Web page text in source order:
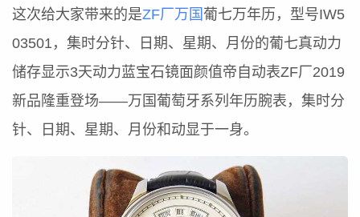
这次给大家带来的是ZF厂万国葡七万年历，型号IW5
03501，集时分针、日期、星期、月份的葡七真动力
储存显示3天动力蓝宝石镜面颜值帝自动表ZF厂2019
新品隆重登场——万国葡萄牙系列年历腕表，集时分
针、日期、星期、月份和动显于一身。